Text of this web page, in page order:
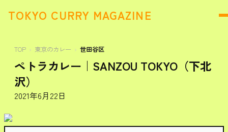
TOKYO CURRY MAGAZINE
TOP 東京のカレー 世田谷区
ペトラカレー｜SANZOU TOKYO（下北
沢）
2021年6月22日